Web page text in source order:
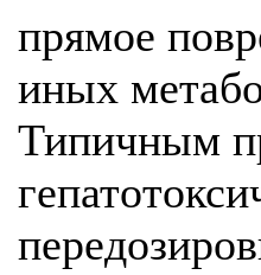
прямое
иных
Типичным